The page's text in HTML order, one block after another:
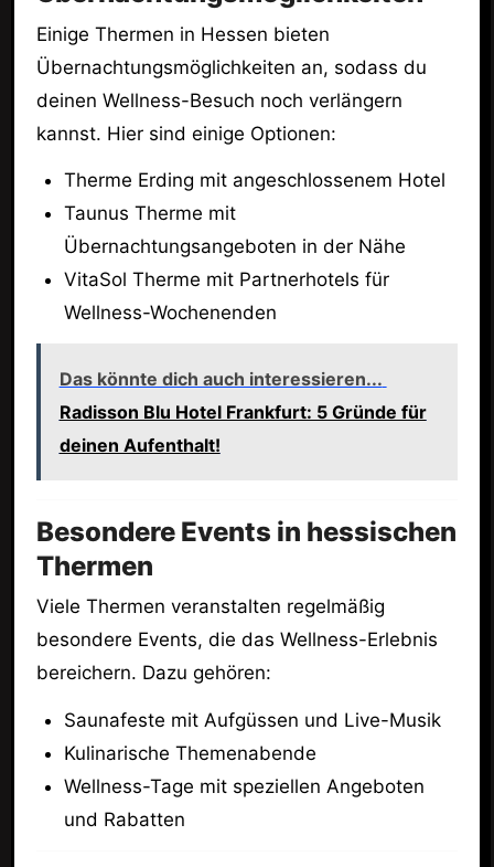
Einige Thermen in Hessen bieten
Übernachtungsmöglichkeiten an, sodass du
deinen Wellness-Besuch noch verlängern
kannst. Hier sind einige Optionen:
Therme Erding mit angeschlossenem Hotel
Taunus Therme mit
Übernachtungsangeboten in der Nähe
VitaSol Therme mit Partnerhotels für
Wellness-Wochenenden
Das könnte dich auch interessieren...
Radisson Blu Hotel Frankfurt: 5 Gründe für
deinen Aufenthalt!
Besondere Events in hessischen
Thermen
Viele Thermen veranstalten regelmäßig
besondere Events, die das Wellness-Erlebnis
bereichern. Dazu gehören:
Saunafeste mit Aufgüssen und Live-Musik
Kulinarische Themenabende
Wellness-Tage mit speziellen Angeboten
und Rabatten